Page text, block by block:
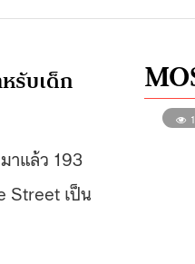
รับเด็ก
าแล้ว 193
Street เป็น